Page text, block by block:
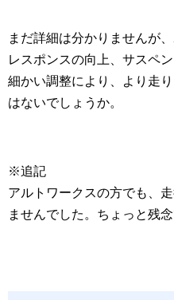
まだ詳細は分かりませんが
レスポンスの向上、サスペ
細かい調整により、より走
はないでしょうか。
※追記
アルトワークスの方でも、
ませんでした。ちょっと残念